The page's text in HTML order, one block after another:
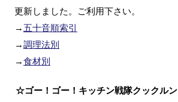
更新しました。ご利用下さい。
→ 五十音順索引
→調理法別
→食材別
☆ゴー！ゴー！キッチン戦隊クックルン